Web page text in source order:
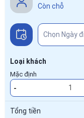
Còn chỗ
Loại khách
Mặc định
-
Tổng tiền